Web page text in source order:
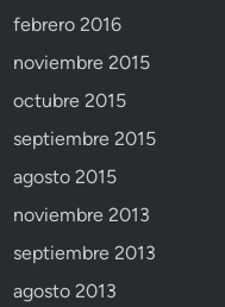
febrero 2016
noviembre 2015
octubre 2015
septiembre 2015
agosto 2015
noviembre 2013
septiembre 2013
agosto 2013